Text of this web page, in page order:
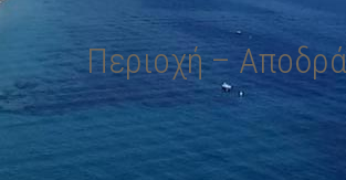
Περιοχή –